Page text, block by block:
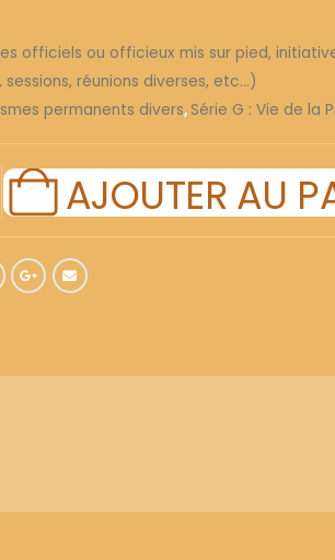
officiels ou officieux mis sur pied,
réunions diverses, etc...)
permanents divers, Série G : Vie de la
AJOUTER AU